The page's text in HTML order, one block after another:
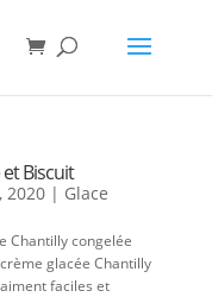
Biscuit
2020| Glace
Chantilly congelée
glacée Chantilly
faciles et